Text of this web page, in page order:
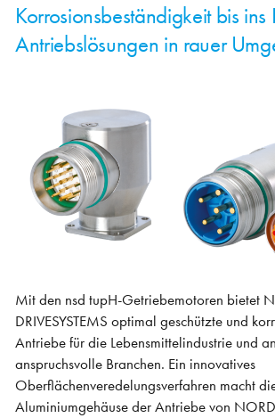
Korrosionsbeständigkeit bis ins
Antriebslösungen in rauer
Mit den nsd tupH-Getriebemotoren bietet
DRIVESYSTEMS optimal geschützte und
Antriebe für die Lebensmittelindustrie und
anspruchsvolle Branchen. Ein innovatives
Oberflächenveredelungsverfahren macht
Aluminiumgehäuse der Antriebe von